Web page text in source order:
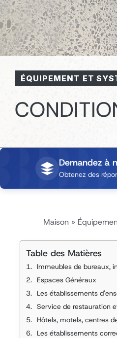
ÉQUIPEMENT ET
Demandez à
Obtenez des
Maison »
Table des Matières
Immeubles de bureaux,
Espaces Généraux
Les établissements
Service de restauration
Hôtels, motels, centres
Les établissements